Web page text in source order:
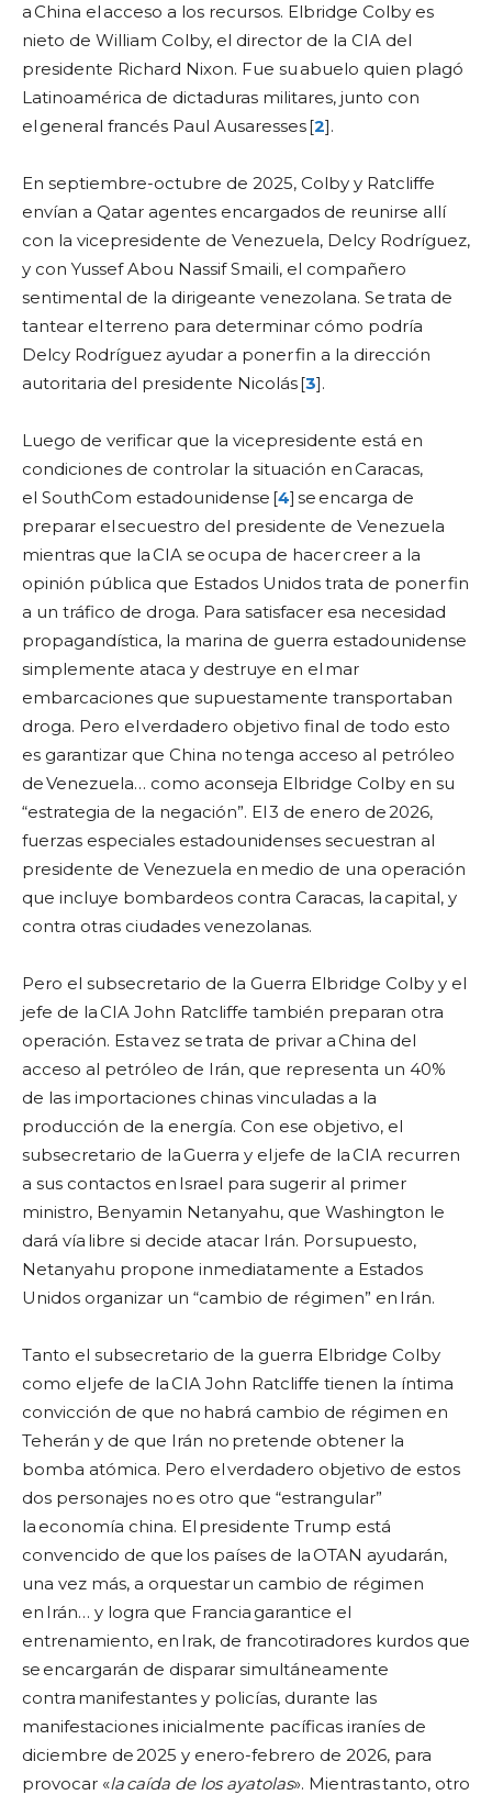
a China el acceso a los recursos. Elbridge Colby es
nieto de William Colby, el director de la CIA del
presidente Richard Nixon. Fue su abuelo quien plagó
Latinoamérica de dictaduras militares, junto con
el general francés Paul Ausaresses [2].
En septiembre-octubre de 2025, Colby y Ratcliffe
envían a Qatar agentes encargados de reunirse allí
con la vicepresidente de Venezuela, Delcy Rodríguez,
y con Yussef Abou Nassif Smaili, el compañero
sentimental de la dirigeante venezolana. Se trata de
tantear el terreno para determinar cómo podría
Delcy Rodríguez ayudar a poner fin a la dirección
autoritaria del presidente Nicolás [3].
Luego de verificar que la vicepresidente está en
condiciones de controlar la situación en Caracas,
el SouthCom estadounidense [4] se encarga de
preparar el secuestro del presidente de Venezuela
mientras que la CIA se ocupa de hacer creer a la
opinión pública que Estados Unidos trata de poner fin
a un tráfico de droga. Para satisfacer esa necesidad
propagandística, la marina de guerra estadounidense
simplemente ataca y destruye en el mar
embarcaciones que supuestamente transportaban
droga. Pero el verdadero objetivo final de todo esto
es garantizar que China no tenga acceso al petróleo
de Venezuela… como aconseja Elbridge Colby en su
“estrategia de la negación”. El 3 de enero de 2026,
fuerzas especiales estadounidenses secuestran al
presidente de Venezuela en medio de una operación
que incluye bombardeos contra Caracas, la capital, y
contra otras ciudades venezolanas.
Pero el subsecretario de la Guerra Elbridge Colby y el
jefe de la CIA John Ratcliffe también preparan otra
operación. Esta vez se trata de privar a China del
acceso al petróleo de Irán, que representa un 40%
de las importaciones chinas vinculadas a la
producción de la energía. Con ese objetivo, el
subsecretario de la Guerra y el jefe de la CIA recurren
a sus contactos en Israel para sugerir al primer
ministro, Benyamin Netanyahu, que Washington le
dará vía libre si decide atacar Irán. Por supuesto,
Netanyahu propone inmediatamente a Estados
Unidos organizar un “cambio de régimen” en Irán.
Tanto el subsecretario de la guerra Elbridge Colby
como el jefe de la CIA John Ratcliffe tienen la íntima
convicción de que no habrá cambio de régimen en
Teherán y de que Irán no pretende obtener la
bomba atómica. Pero el verdadero objetivo de estos
dos personajes no es otro que “estrangular”
la economía china. El presidente Trump está
convencido de que los países de la OTAN ayudarán,
una vez más, a orquestar un cambio de régimen
en Irán… y logra que Francia garantice el
entrenamiento, en Irak, de francotiradores kurdos que
se encargarán de disparar simultáneamente
contra manifestantes y policías, durante las
manifestaciones inicialmente pacíficas iraníes de
diciembre de 2025 y enero-febrero de 2026, para
provocar «la caída de los ayatolas». Mientras tanto, otro